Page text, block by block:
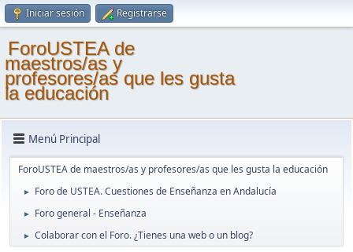
Iniciar sesión Registrarse
ForoUSTEA de
maestros/as y
profesores/as que les gusta
la educación
Menú Principal
ForoUSTEA de maestros/as y profesores/as que les gusta la educación
► Foro de USTEA. Cuestiones de Enseñanza en Andalucía
► Foro general - Enseñanza
► Colaborar con el Foro. ¿Tienes una web o un blog?